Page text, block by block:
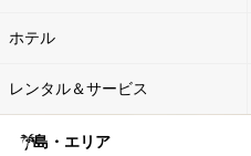
ホテル
レンタル＆サービス
島・エリア